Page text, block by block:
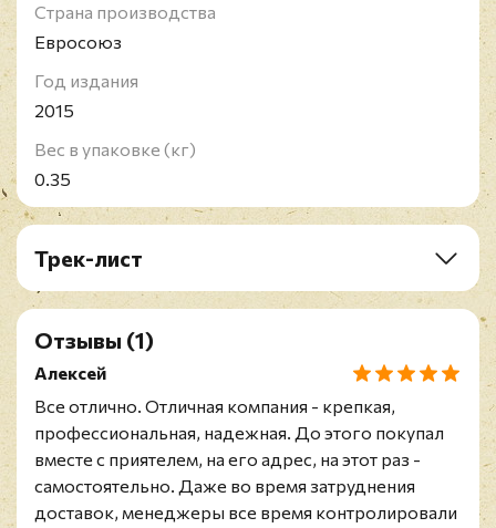
Страна производства
Евросоюз
Год издания
2015
Вес в упаковке (кг)
0.35
Трек-лист
A1. 50 Shades Of Black
A2. My Love
A3. Whiskey And Fun
A4. Night Of The Nights
A6. Shirley (Sound Of The Underground)
B1. The Devil You Know
B2. Diggin'
B3. Fool Like You
Отзывы (1)
Алексей
Все отлично. Отличная компания - крепкая,
профессиональная, надежная. До этого покупал
вместе с приятелем, на его адрес, на этот раз -
самостоятельно. Даже во время затруднения
доставок, менеджеры все время контролировали